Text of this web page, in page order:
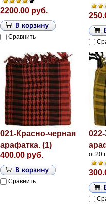
2200.00 руб.
Сравнить
021-Красно-черная
арафатка. (1)
400.00 руб.
Сравнить
ot 20